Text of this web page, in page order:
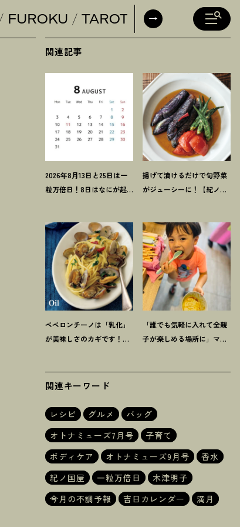
FUROKU TAROT DAILY
関連記事
2026年8月13日と25日は一
粒万倍日 ！ 8日はなにが起
揚げて漬けるだけで旬野菜
がジューシーに ！
【紀ノ国
ペペロンチーノは「乳化」
が美味しさのカギです ！ プ
「誰でも気軽に入れて全親
子が楽しめる場所に」ママ
関連キーワード
レシピ グルメ
バッグ
オトナミューズ7月号
子育て
ボディケア
オトナミューズ9月号
香水
紀ノ国屋
一粒万倍日
木津明子
今月の不調予報
吉日カレンダー 満月